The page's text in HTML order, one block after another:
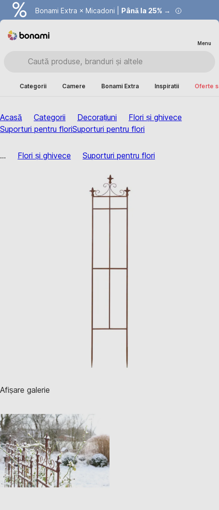
Bonami Extra × Micadoni | Până la 25% →
Summer Sale | Economisești până la 40% →
Menu
Categorii Camere Bonami Extra Inspiratii Oferte
Acasă Categorii Decorațiuni
Flori și ghivece
Suporturi pentru floriSuporturi pentru flori
... Flori și ghivece Suporturi pentru flori
Afișare galerie